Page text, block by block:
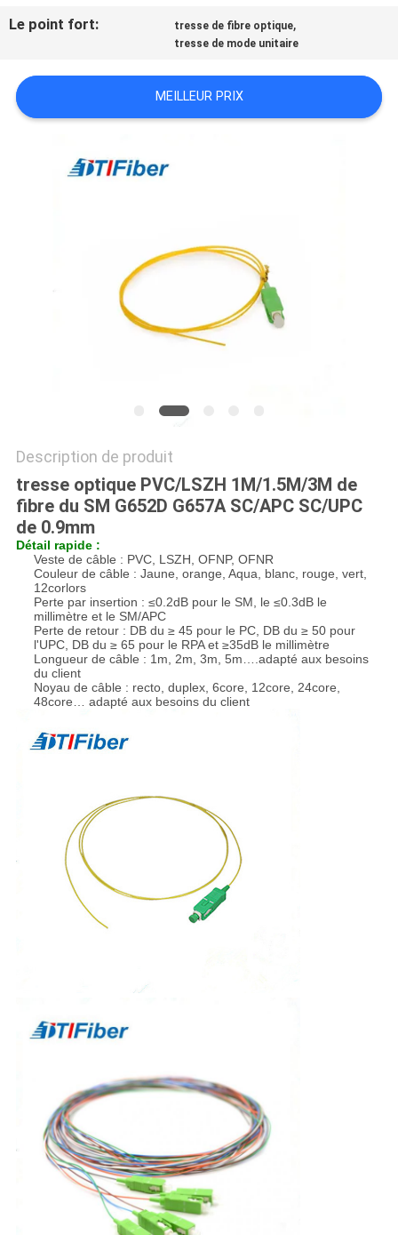
DEMANDEZ
CITATION
POLICY
Le point fort: tresse de fibre optique,
tresse de mode unitaire
MEILLEUR PRIX
Description de produit
tresse optique PVC/LSZH 1M/1.5M/3M de
fibre du SM G652D G657A SC/APC SC/UPC
de 0.9mm
Détail rapide :
Veste de câble : PVC, LSZH, OFNP, OFNR
Couleur de câble : Jaune, orange, Aqua, blanc, rouge, vert,
12corlors
Perte par insertion : ≤0.2dB pour le SM, le ≤0.3dB le
millimètre et le SM/APC
Perte de retour : DB du ≥ 45 pour le PC, DB du ≥ 50 pour
l'UPC, DB du ≥ 65 pour le RPA et ≥35dB le millimètre
Longueur de câble : 1m, 2m, 3m, 5m….adapté aux besoins
du client
Noyau de câble : recto, duplex, 6core, 12core, 24core,
48core… adapté aux besoins du client